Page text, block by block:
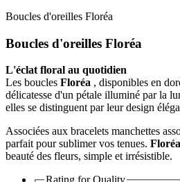
Boucles d'oreilles Floréa
Boucles d'oreilles Floréa
L'éclat floral au quotidien
Les boucles Floréa , disponibles en
délicatesse d'un pétale illuminé par la
elles se distinguent par leur design
Associées aux bracelets manchettes
parfait pour sublimer vos tenues. Floréa
beauté des fleurs, simple et irrésistible.